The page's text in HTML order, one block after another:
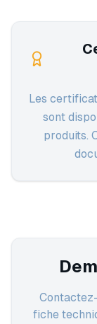
Les
sont
produits.
fiche